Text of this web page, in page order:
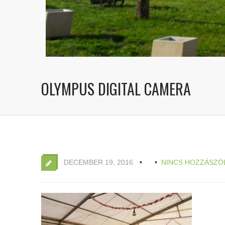
OLYMPUS DIGITAL CAMERA
DECEMBER 19, 2016 NINCS